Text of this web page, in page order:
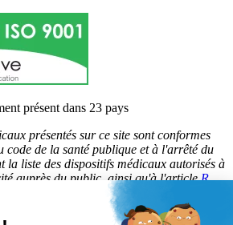
présent dans 23 pays
présentés sur ce site sont conformes
code de la santé publique et à l'arrêté du
la liste des dispositifs médicaux autorisés à
auprès du public, ainsi qu'à l'articleR
publique. Par conséquent, ils peuvent
rendus accessibles au public.